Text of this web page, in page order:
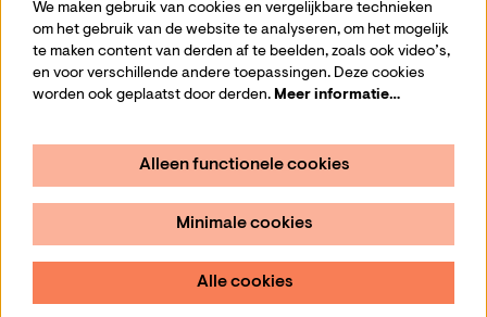
Volg ons
Aanmelden
We maken gebruik van cookies en vergelijkbare technieken
om het gebruik van de website te analyseren, om het mogelijk
te maken content van derden af te beelden, zoals ook video’s,
en voor verschillende andere toepassingen. Deze cookies
worden ook geplaatst door derden. Meer informatie…
Alleen functionele cookies
Minimale cookies
Alle cookies